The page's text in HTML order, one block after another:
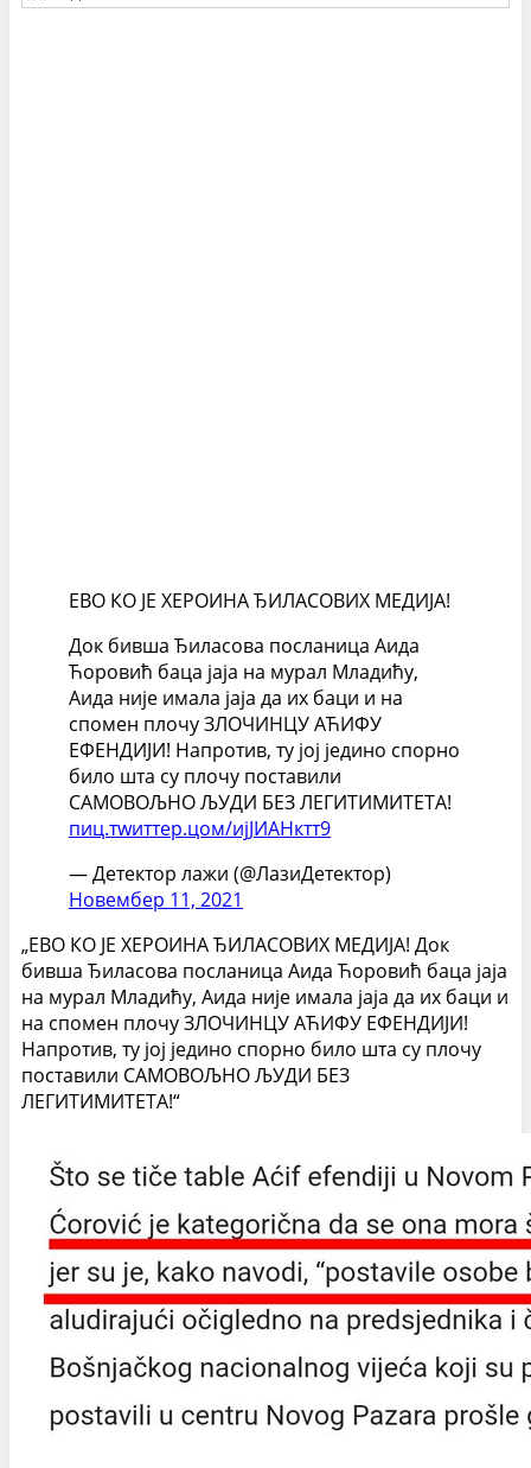
ЕВО КО ЈЕ ХЕРОИНА ЂИЛАСОВИХ МЕДИЈА!
Док бивша Ђиласова посланица Аида
Ћоровић баца јаја на мурал Младићу,
Аида није имала јаја да их баци и на
спомен плочу ЗЛОЧИНЦУ АЋИФУ
ЕФЕНДИЈИ! Напротив, ту јој једино спорно
било шта су плочу поставили
САМОВОЉНО ЉУДИ БЕЗ ЛЕГИТИМИТЕТА!
пиц.тwиттер.цом/ијЈИАНктт9
— Детектор лажи (@ЛазиДетектор)
Новембер 11, 2021
„ЕВО КО ЈЕ ХЕРОИНА ЂИЛАСОВИХ МЕДИЈА! Док
бивша Ђиласова посланица Аида Ћоровић баца јаја
на мурал Младићу, Аида није имала јаја да их баци и
на спомен плочу ЗЛОЧИНЦУ АЋИФУ ЕФЕНДИЈИ!
Напротив, ту јој једино спорно било шта су плочу
поставили САМОВОЉНО ЉУДИ БЕЗ
ЛЕГИТИМИТЕТА!“